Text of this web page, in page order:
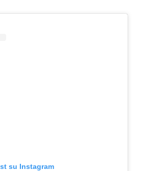
su Instagram